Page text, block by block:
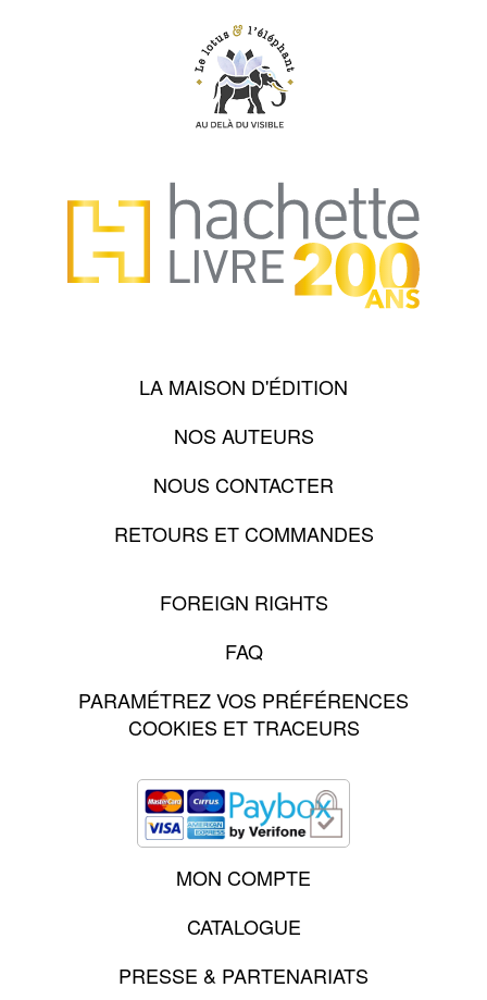
LA MAISON D'ÉDITION
NOS AUTEURS
NOUS CONTACTER
RETOURS ET COMMANDES
FOREIGN RIGHTS
FAQ
PARAMÉTREZ VOS PRÉFÉRENCES
COOKIES ET TRACEURS
MON COMPTE
CATALOGUE
PRESSE & PARTENARIATS